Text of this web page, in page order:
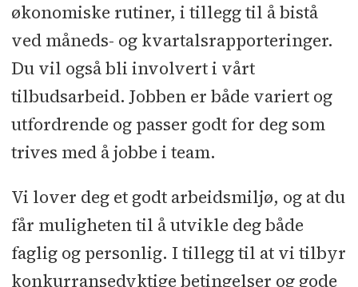
økonomiske rutiner, i tillegg til å bistå
ved måneds- og kvartalsrapporteringer.
Du vil også bli involvert i vårt
tilbudsarbeid. Jobben er både variert og
utfordrende og passer godt for deg som
trives med å jobbe i team.
Vi lover deg et godt arbeidsmiljø, og at du
får muligheten til å utvikle deg både
faglig og personlig. I tillegg til at vi tilbyr
konkurransedyktige betingelser og gode